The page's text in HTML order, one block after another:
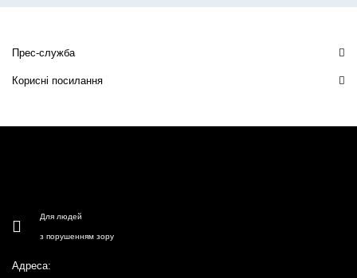
Прес-служба
Корисні посилання
Для людей
з порушенням зору
Адреса: